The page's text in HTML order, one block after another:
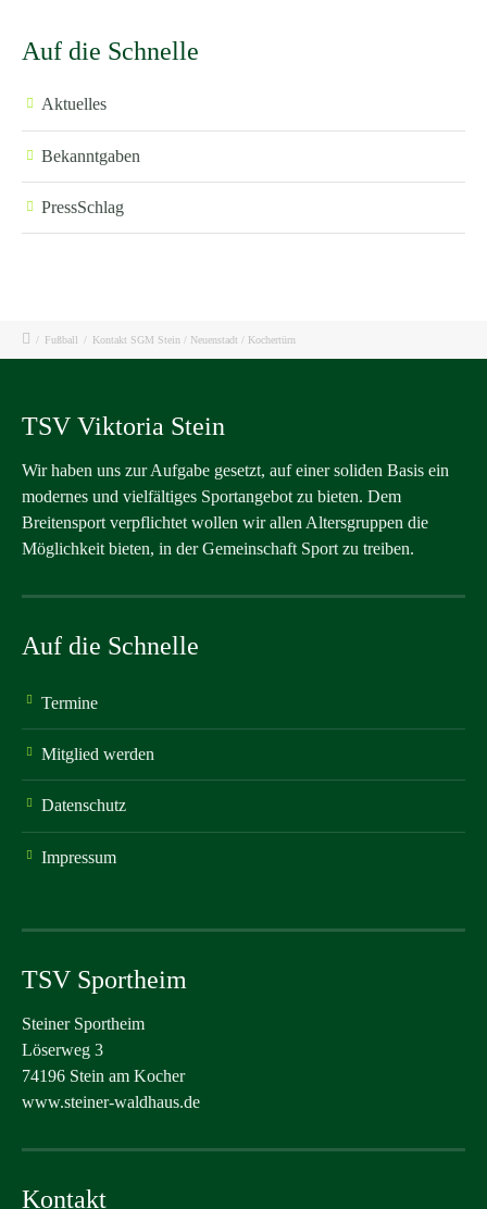
Auf die Schnelle
Aktuelles
Bekanntgaben
PressSchlag
/ Fußball / Kontakt SGM Stein / Neuenstadt / Kochertürn
TSV Viktoria Stein
Wir haben uns zur Aufgabe gesetzt, auf einer soliden Basis ein
modernes und vielfältiges Sportangebot zu bieten. Dem
Breitensport verpflichtet wollen wir allen Altersgruppen die
Möglichkeit bieten, in der Gemeinschaft Sport zu treiben.
Auf die Schnelle
Termine
Mitglied werden
Datenschutz
Impressum
TSV Sportheim
Steiner Sportheim
Löserweg 3
74196 Stein am Kocher
www.steiner-waldhaus.de
Kontakt